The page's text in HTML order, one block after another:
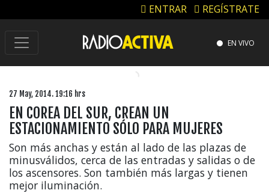
ENTRAR REGÍSTRATE
EN VIVO
27 May, 2014. 19:16 hrs
EN COREA DEL SUR, CREAN UN
ESTACIONAMIENTO SÓLO PARA MUJERES
Son más anchas y están al lado de las plazas de
minusválidos, cerca de las entradas y salidas o de
los ascensores. Son también más largas y tienen
mejor iluminación.